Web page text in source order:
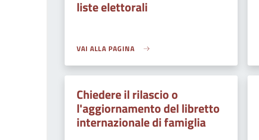
liste elettorali
VAI ALLA PAGINA
Chiedere il rilascio o
l'aggiornamento del libretto
internazionale di famiglia